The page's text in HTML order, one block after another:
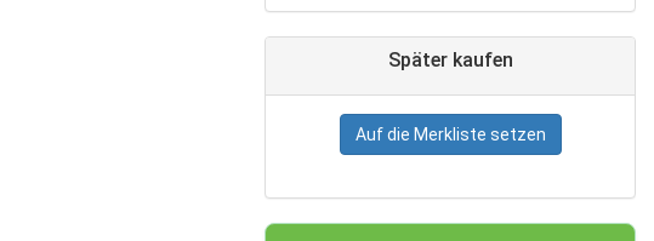
Später kaufen
Auf die Merkliste setzen